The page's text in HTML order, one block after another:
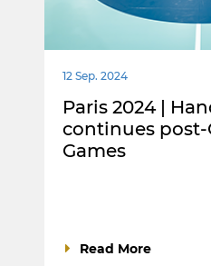
12 Sep. 2024
Paris 2024 |
continues
Games
Read More